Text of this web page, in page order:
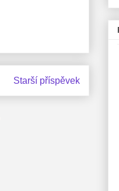
Starší příspěvek